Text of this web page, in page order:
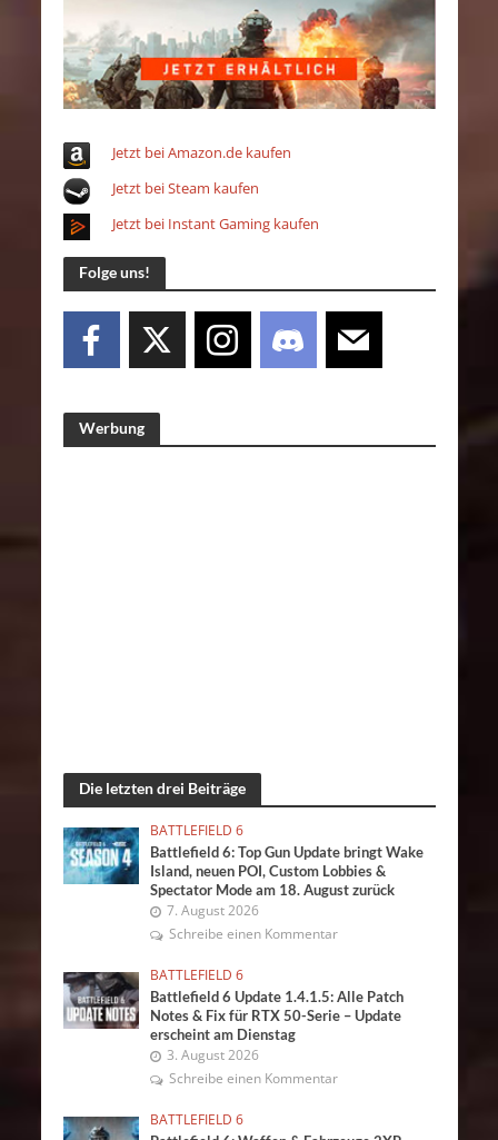
Jetzt bei Amazon.de kaufen
Jetzt bei Steam kaufen
Jetzt bei Instant Gaming kaufen
Folge uns!
Werbung
Die letzten drei Beiträge
BATTLEFIELD 6
Battlefield 6: Top Gun Update bringt Wake
Island, neuen POI, Custom Lobbies &
Spectator Mode am 18. August zurück
7. August 2026
Schreibe einen Kommentar
BATTLEFIELD 6
Battlefield 6 Update 1.4.1.5: Alle Patch
Notes & Fix für RTX 50-Serie – Update
erscheint am Dienstag
3. August 2026
Schreibe einen Kommentar
BATTLEFIELD 6